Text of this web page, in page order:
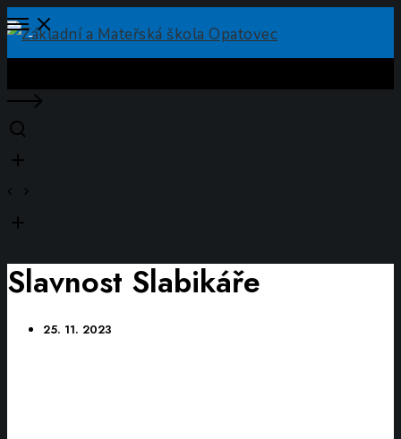
Open
Menu
Slavnost Slabikáře
25. 11. 2023